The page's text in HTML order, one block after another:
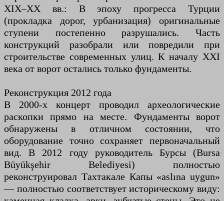
XIX–XX вв.: В эпоху прогресса Турции
(прокладка дорог, урбанизация) оригинальные
ступени постепенно разрушались. Часть
конструкций разобрали или повредили при
строительстве современных улиц. К началу XXI
века от ворот остались только фундаменты.
Реконструкция 2012 года
В 2000-х концерт проводил археологические
раскопки прямо на месте. Фундаменты ворот
обнаружены в отличном состоянии, что
оборудование точно сохраняет первоначальный
вид. В 2012 году руководитель Бурсы (Bursa
Büyükşehir Belediyesi) полностью
реконструировал Тахтакале Капы «aslına uygun»
— полностью соответствует историческому виду: